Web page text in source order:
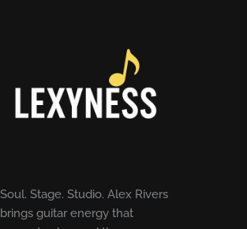
Soul. Stage. Studio. Alex Rivers
brings guitar energy that